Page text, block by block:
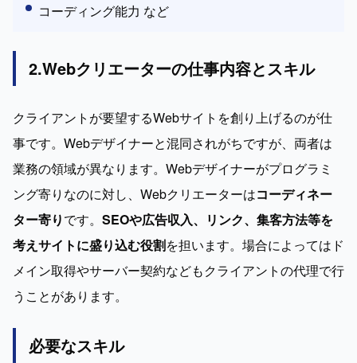
コーディング能力 など
2.Webクリエーターの仕事内容とスキル
クライアントが要望するWebサイトを創り上げるのが仕
事です。Webデザイナーと混同されがちですが、両者は
業務の領域が異なります。Webデザイナーがプログラミ
ング寄りなのに対し、Webクリエーターはコーディネー
ター寄りです。 SEOや広告収入、リンク、集客方法等を
考えサイトに盛り込む役割を担います。場合によってはド
メイン取得やサーバー契約などもクライアントの代理で行
うことがあります。
必要なスキル